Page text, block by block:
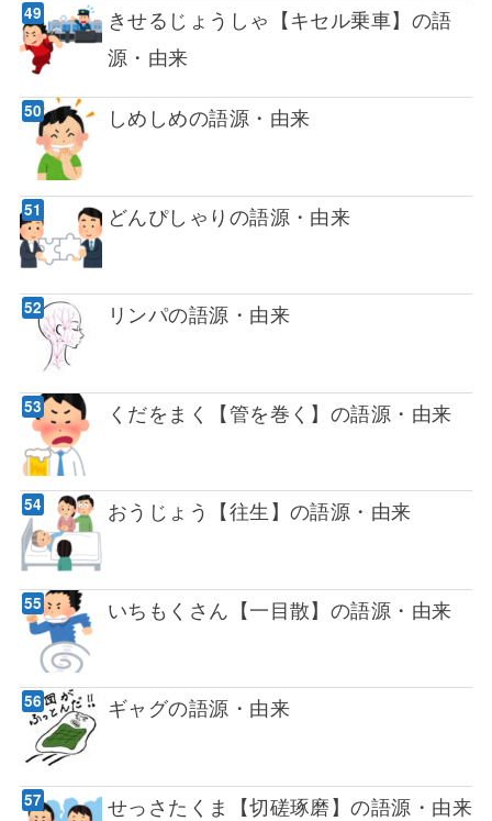
きせるじょうしゃ【キセル乗車】の語
源・由来
しめしめの語源・由来
どんぴしゃりの語源・由来
リンパの語源・由来
くだをまく【管を巻く】の語源・由来
おうじょう【往生】の語源・由来
いちもくさん【一目散】の語源・由来
ギャグの語源・由来
せっさたくま【切磋琢磨】の語源・由来